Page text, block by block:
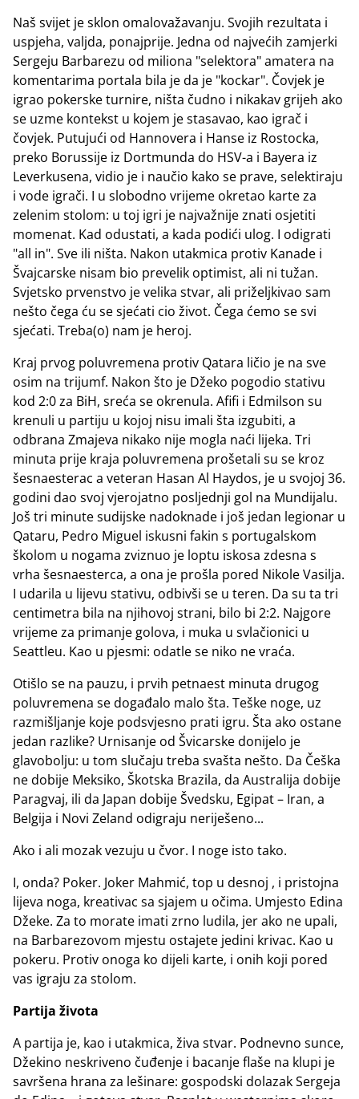
Naš svijet je sklon omalovažavanju. Svojih rezultata i
uspjeha, valjda, ponajprije. Jedna od najvećih zamjerki
Sergeju Barbarezu od miliona "selektora" amatera na
komentarima portala bila je da je "kockar". Čovjek je
igrao pokerske turnire, ništa čudno i nikakav grijeh ako
se uzme kontekst u kojem je stasavao, kao igrač i
čovjek. Putujući od Hannovera i Hanse iz Rostocka,
preko Borussije iz Dortmunda do HSV-a i Bayera iz
Leverkusena, vidio je i naučio kako se prave, selektiraju
i vode igrači. I u slobodno vrijeme okretao karte za
zelenim stolom: u toj igri je najvažnije znati osjetiti
momenat. Kad odustati, a kada podići ulog. I odigrati
"all in". Sve ili ništa. Nakon utakmica protiv Kanade i
Švajcarske nisam bio prevelik optimist, ali ni tužan.
Svjetsko prvenstvo je velika stvar, ali priželjkivao sam
nešto čega ću se sjećati cio život. Čega ćemo se svi
sjećati. Treba(o) nam je heroj.
Kraj prvog poluvremena protiv Qatara ličio je na sve
osim na trijumf. Nakon što je Džeko pogodio stativu
kod 2:0 za BiH, sreća se okrenula. Afifi i Edmilson su
krenuli u partiju u kojoj nisu imali šta izgubiti, a
odbrana Zmajeva nikako nije mogla naći lijeka. Tri
minuta prije kraja poluvremena prošetali su se kroz
šesnaesterac a veteran Hasan Al Haydos, je u svojoj 36.
godini dao svoj vjerojatno posljednji gol na Mundijalu.
Još tri minute sudijske nadoknade i još jedan legionar u
Qataru, Pedro Miguel iskusni fakin s portugalskom
školom u nogama zviznuo je loptu iskosa zdesna s
vrha šesnaesterca, a ona je prošla pored Nikole Vasilja.
I udarila u lijevu stativu, odbivši se u teren. Da su ta tri
centimetra bila na njihovoj strani, bilo bi 2:2. Najgore
vrijeme za primanje golova, i muka u svlačionici u
Seattleu. Kao u pjesmi: odatle se niko ne vraća.
Otišlo se na pauzu, i prvih petnaest minuta drugog
poluvremena se događalo malo šta. Teške noge, uz
razmišljanje koje podsvjesno prati igru. Šta ako ostane
jedan razlike? Urnisanje od Švicarske donijelo je
glavobolju: u tom slučaju treba svašta nešto. Da Češka
ne dobije Meksiko, Škotska Brazila, da Australija dobije
Paragvaj, ili da Japan dobije Švedsku, Egipat – Iran, a
Belgija i Novi Zeland odigraju neriješeno...
Ako i ali mozak vezuju u čvor. I noge isto tako.
I, onda? Poker. Joker Mahmić, top u desnoj , i pristojna
lijeva noga, kreativac sa sjajem u očima. Umjesto Edina
Džeke. Za to morate imati zrno ludila, jer ako ne upali,
na Barbarezovom mjestu ostajete jedini krivac. Kao u
pokeru. Protiv onoga ko dijeli karte, i onih koji pored
vas igraju za stolom.
Partija života
A partija je, kao i utakmica, živa stvar. Podnevno sunce,
Džekino neskriveno čuđenje i bacanje flaše na klupi je
savršena hrana za lešinare: gospodski dolazak Sergeja